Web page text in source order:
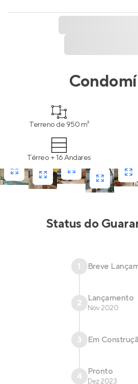
Terreno de 950 m²
Térreo + 16 Andares
Status do
1 Breve
2 Lançamento
Nov 2020
3 Em
4 Pronto
Dez 2023